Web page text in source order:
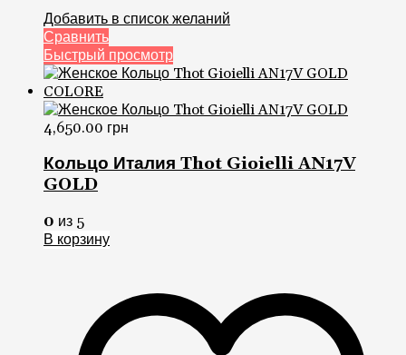
Добавить в список желаний
Сравнить
Быстрый просмотр
4,650.00 грн
Кольцо Италия Thot Gioielli AN17V
GOLD
0 из 5
В корзину